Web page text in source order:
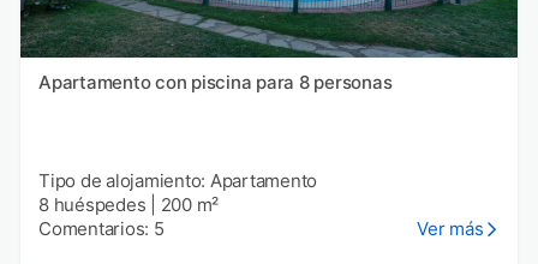
Apartamento con piscina para 8 personas
Tipo de alojamiento: Apartamento
8 huéspedes
200 m²
Comentarios: 5
Ver más